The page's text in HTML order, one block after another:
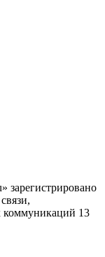
зарегистрировано
коммуникаций 13